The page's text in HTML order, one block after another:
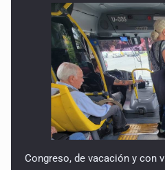
16 de Julio de 2026
Quinto Patio
15 de Julio de 2026
Congreso, de vacación y con